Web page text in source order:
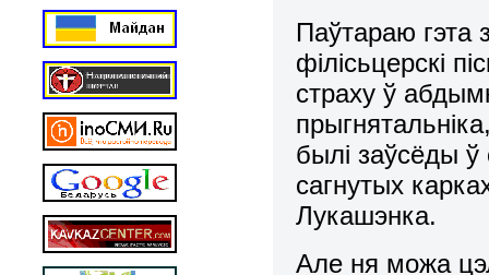
Паўтараю гэта
філісьцерскі
страху ў
былі заўсёды
сагнутых
Лукашэнка.
Але ня можа